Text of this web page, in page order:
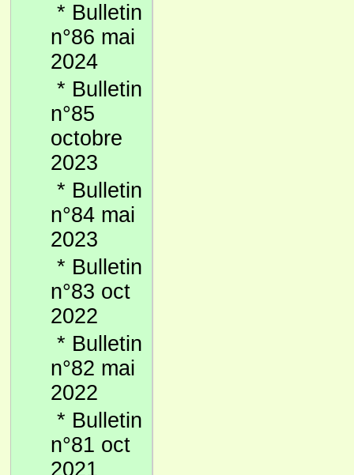
* Bulletin
n°86 mai
2024
* Bulletin
n°85
octobre
2023
* Bulletin
n°84 mai
2023
* Bulletin
n°83 oct
2022
* Bulletin
n°82 mai
2022
* Bulletin
n°81 oct
2021